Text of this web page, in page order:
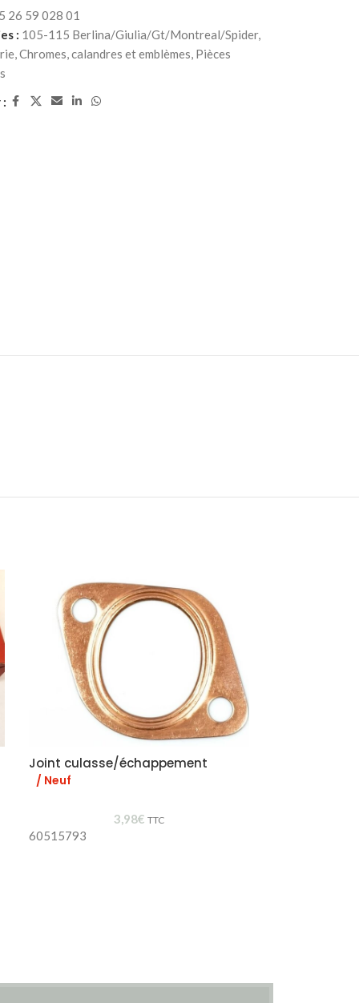
26 59 028 01
: 105-115 Berlina/Giulia/Gt/Montreal/Spider,
,Chromes, calandres et emblèmes, Pièces
Joint culasse/échappement
/ Neuf
3,98€ TTC
60515793